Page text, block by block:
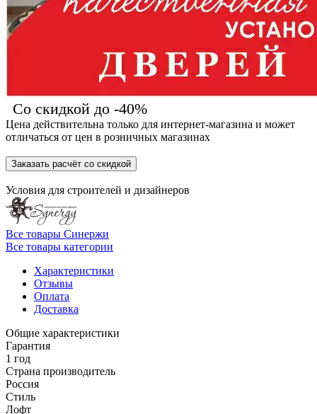
Со скидкой до -40%
Цена действительна только для интернет-магазина и может
отличаться от цен в розничных магазинах
Заказать расчёт со скидкой
Условия для строителей и дизайнеров
Все товары Синержи
Все товары категории
Характеристики
Отзывы
Оплата
Доставка
Общие характеристики
Гарантия
1 год
Страна производитель
Россия
Стиль
Лофт